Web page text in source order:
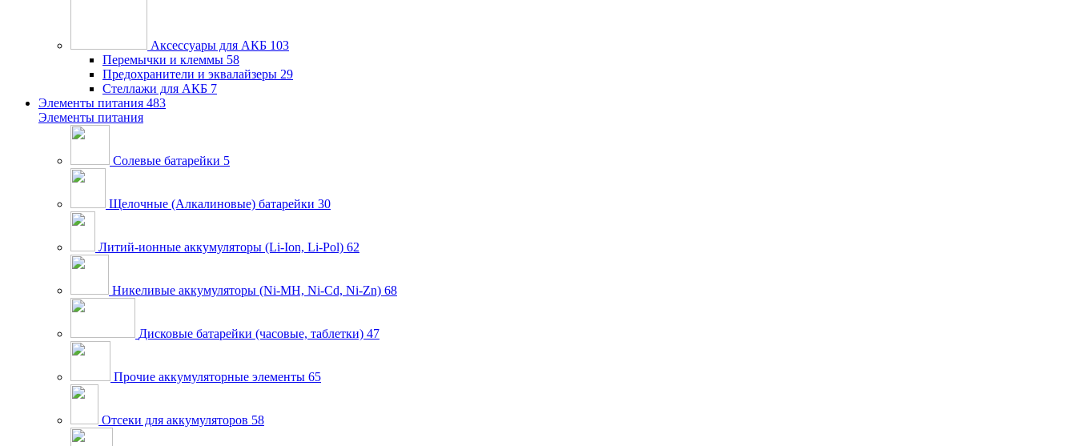
Аксессуары для АКБ 103
Перемычки и клеммы 58
Предохранители и эквалайзеры 29
Стеллажи для АКБ 7
Элементы питания 483
Элементы питания
Солевые батарейки 5
Щелочные (Алкалиновые) батарейки 30
Литий-ионные аккумуляторы (Li-Ion, Li-Pol) 62
Никеливые аккумуляторы (Ni-MH, Ni-Cd, Ni-Zn) 68
Дисковые батарейки (часовые, таблетки) 47
Прочие аккумуляторные элементы 65
Отсеки для аккумуляторов 58